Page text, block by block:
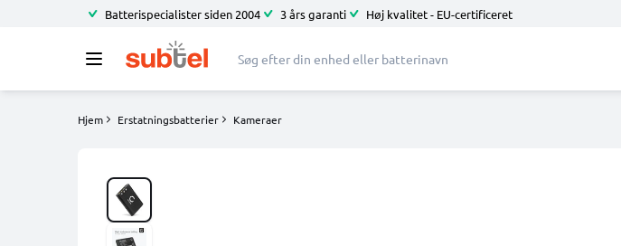
Batterispecialister siden 2004 3 års garanti Høj kvalitet - EU-certificeret
Hjem Erstatningsbatterier Kameraer